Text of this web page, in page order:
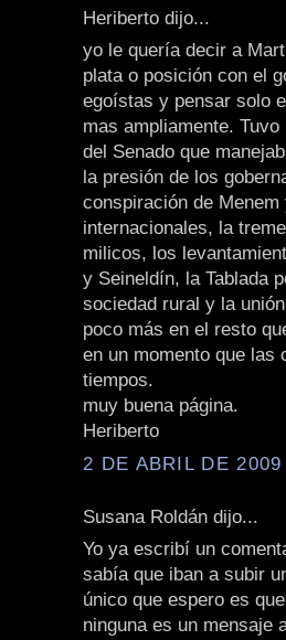
Heriberto dijo...
yo le quería decir a
plata o posición con el
egoístas y pensar solo
mas ampliamente.
del Senado que
la presión de los
conspiración de
internacionales, la
milicos, los
y Seineldín, la Tablada
sociedad rural y la
poco más en el resto
en un momento que las
tiempos.
muy buena página.
Heriberto
2 DE ABRIL DE
Susana Roldán dijo...
Yo ya escribí un
sabía que iban a subir
único que espero es
ninguna es un mensaje